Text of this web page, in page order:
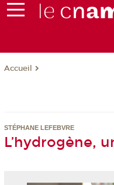
Accueil
STÉPHANE LEFEBVRE
L’hydrogène,